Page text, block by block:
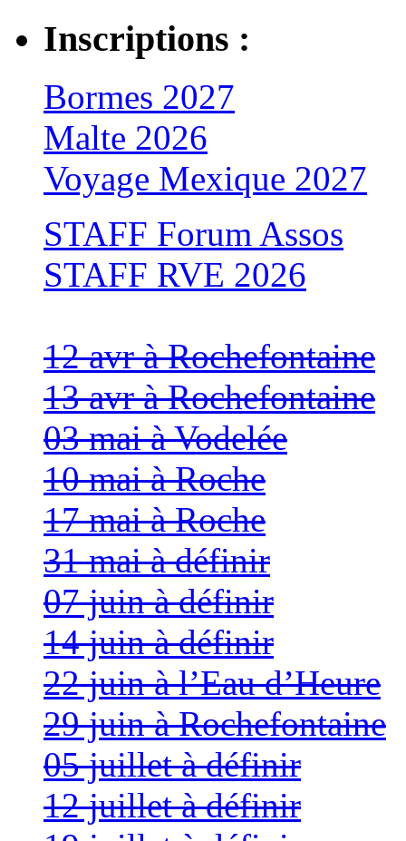
Inscriptions :
Bormes 2027
Malte 2026
Voyage Mexique 2027
STAFF Forum Assos
STAFF RVE 2026
12 avr à Rochefontaine
13 avr à Rochefontaine
03 mai à Vodelée
10 mai à Roche
17 mai à Roche
31 mai à définir
07 juin à définir
14 juin à définir
22 juin à l’Eau d’Heure
29 juin à Rochefontaine
05 juillet à définir
12 juillet à définir